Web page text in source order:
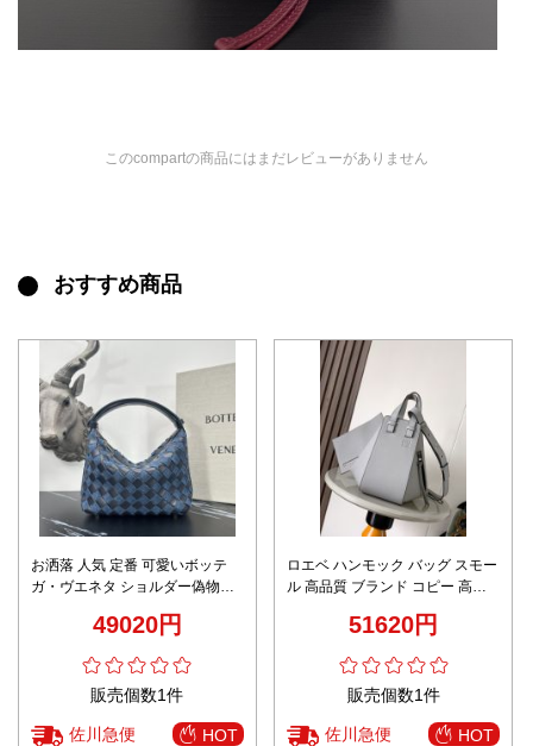
このcompartの商品にはまだレビューがありません
おすすめ商品
お洒落 人気 定番 可愛いボッテ
ガ・ヴエネタ ショルダー偽物
グ ブランドの認識度
49020円
販売個数1件
佐川急便 HOT
ロエベ ハンモック バッグ スモー
ル 高品質 ブランド コピー 高再
跡可能 安心の日本倉庫
51620円
販売個数1件
佐川急便 HOT